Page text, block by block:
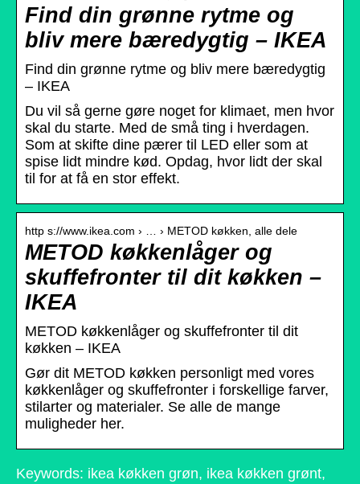
Find din grønne rytme og
bliv mere bæredygtig – IKEA
Find din grønne rytme og bliv mere bæredygtig
– IKEA
Du vil så gerne gøre noget for klimaet, men hvor
skal du starte. Med de små ting i hverdagen.
Som at skifte dine pærer til LED eller som at
spise lidt mindre kød. Opdag, hvor lidt der skal
til for at få en stor effekt.
http s://www.ikea.com › … › METOD køkken, alle dele
METOD køkkenlåger og
skuffefronter til dit køkken –
IKEA
METOD køkkenlåger og skuffefronter til dit
køkken – IKEA
Gør dit METOD køkken personligt med vores
køkkenlåger og skuffefronter i forskellige farver,
stilarter og materialer. Se alle de mange
muligheder her.
Keywords: ikea køkken grøn, ikea køkken grønt,